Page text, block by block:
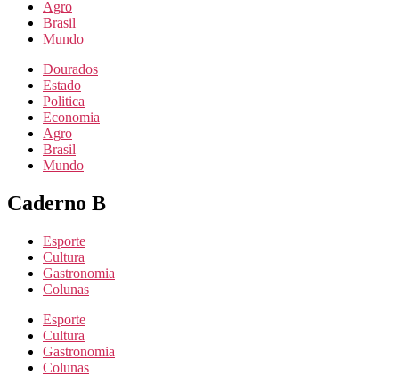
Agro
Brasil
Mundo
Dourados
Estado
Politica
Economia
Agro
Brasil
Mundo
Caderno B
Esporte
Cultura
Gastronomia
Colunas
Esporte
Cultura
Gastronomia
Colunas